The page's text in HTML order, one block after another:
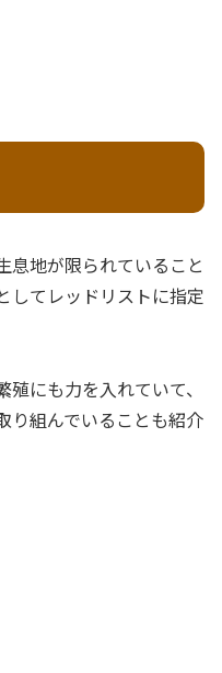
息地が限られていること
してレッドリストに指定
にも力を入れていて、
り組んでいることも紹介